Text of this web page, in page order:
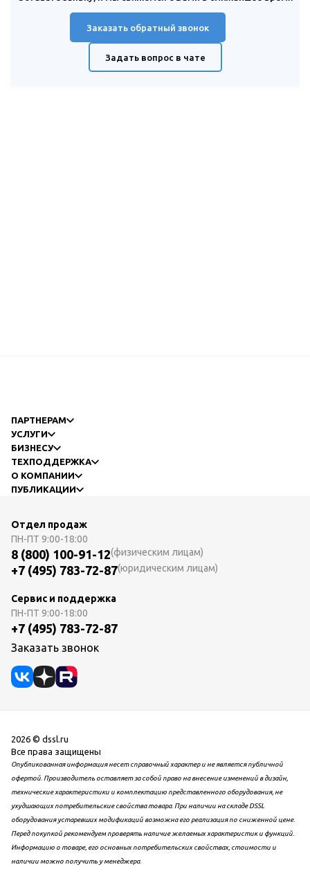
Заказать обратный звонок
Задать вопрос в чате
ПАРТНЕРАМ
УСЛУГИ
БИЗНЕСУ
ТЕХПОДДЕРЖКА
О КОМПАНИИ
ПУБЛИКАЦИИ
Отдел продаж
ПН-ПТ 9:00-18:00
8 (800) 100-91-12(физическим лицам)
+7 (495) 783-72-87(юридическим лицам)
Сервис и поддержка
ПН-ПТ 9:00-18:00
+7 (495) 783-72-87
Заказать звонок
2026 © dssl.ru
Все права защищены
Опубликованная информация несет справочный характер и не является публичной
офертой. Производитель оставляет за собой право на внесение изменений в дизайн,
технические характеристики и комплектацию представленного оборудования, не
ухудшающих потребительские свойства товара. При наличии на складе DSSL
оборудования устаревших модификаций возможна его реализация по сниженной цене.
Перед покупкой рекомендуем проверять наличие желаемых характеристик и функций.
Информацию о товаре, его основных потребительских свойствах, стоимости и
наличии можно получить у менеджера.